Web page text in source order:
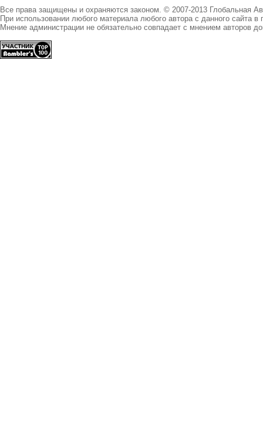
Все права защищены и охраняются законом. © 2007-2013 Глобальная
При использовании любого материала любого автора с данного сайта
Мнение администрации не обязательно совпадает с мнением авторов